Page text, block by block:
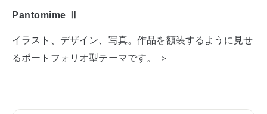
Pantomime Ⅱ
イラスト、デザイン、写真。作品を額装するように見せ
るポートフォリオ型テーマです。 ＞